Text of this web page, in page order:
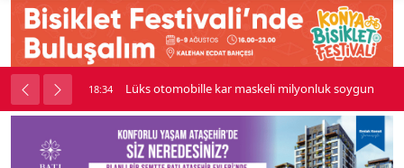
kavga çıktı 18:34 Lüks otomobille kar maskeli milyonluk soygun